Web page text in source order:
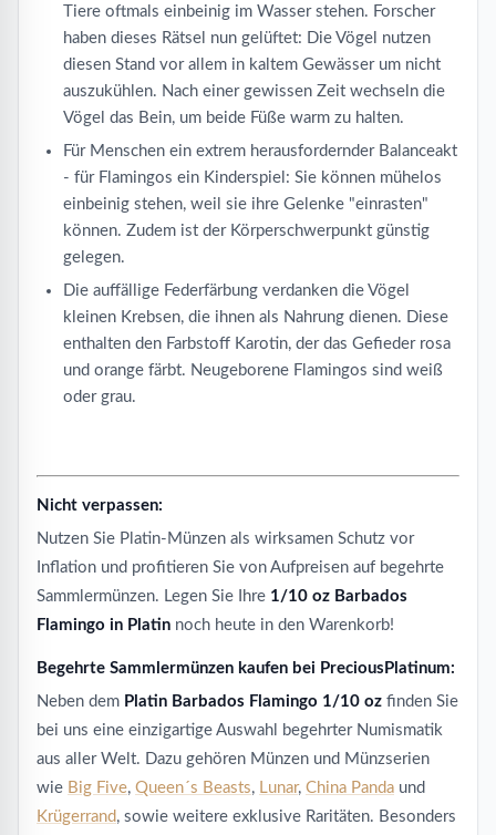
Tiere oftmals einbeinig im Wasser stehen. Forscher
haben dieses Rätsel nun gelüftet: Die Vögel nutzen
diesen Stand vor allem in kaltem Gewässer um nicht
auszukühlen. Nach einer gewissen Zeit wechseln die
Vögel das Bein, um beide Füße warm zu halten.
Für Menschen ein extrem herausfordernder Balanceakt
- für Flamingos ein Kinderspiel: Sie können mühelos
einbeinig stehen, weil sie ihre Gelenke "einrasten"
können. Zudem ist der Körperschwerpunkt günstig
gelegen.
Die auffällige Federfärbung verdanken die Vögel
kleinen Krebsen, die ihnen als Nahrung dienen. Diese
enthalten den Farbstoff Karotin, der das Gefieder rosa
und orange färbt. Neugeborene Flamingos sind weiß
oder grau.
Nicht verpassen:
Nutzen Sie Platin-Münzen als wirksamen Schutz vor
Inflation und profitieren Sie von Aufpreisen auf begehrte
Sammlermünzen. Legen Sie Ihre 1/10 oz Barbados
Flamingo in Platin noch heute in den Warenkorb!
Begehrte Sammlermünzen kaufen bei PreciousPlatinum:
Neben dem Platin Barbados Flamingo 1/10 oz finden Sie
bei uns eine einzigartige Auswahl begehrter Numismatik
aus aller Welt. Dazu gehören Münzen und Münzserien
wie Big Five, Queen´s Beasts, Lunar, China Panda und
Krügerrand, sowie weitere exklusive Raritäten. Besonders